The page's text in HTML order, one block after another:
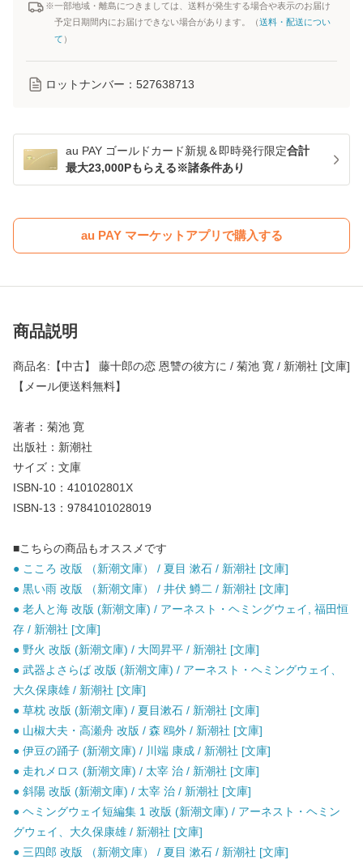
※一部地域・離島につきましては、送料が発生する場合や表示のお届け
予定日期間内にお届けできない場合があります。（送料・配送につい
て ）
ロットナンバー： 527638713
au PAY ゴールドカード新規＆即時発行限定合計
最大23,000Pもらえる※諸条件あり
au PAY マーケットアプリで購入する
商品説明
商品名:【中古】 藤十郎の恋 恩讐の彼方に / 菊池 寛 / 新潮社 [文庫]
【メール便送料無料】
著者：菊池 寛
出版社：新潮社
サイズ：文庫
ISBN-10：410102801X
ISBN-13：9784101028019
■こちらの商品もオススメです
● こころ 改版 （新潮文庫） / 夏目 漱石 / 新潮社 [文庫]
● 黒い雨 改版 （新潮文庫） / 井伏 鱒二 / 新潮社 [文庫]
● 老人と海 改版 (新潮文庫) / アーネスト・ヘミングウェイ, 福田恒
存 / 新潮社 [文庫]
● 野火 改版 (新潮文庫) / 大岡昇平 / 新潮社 [文庫]
● 武器よさらば 改版 (新潮文庫) / アーネスト・ヘミングウェイ、
大久保康雄 / 新潮社 [文庫]
● 草枕 改版 (新潮文庫) / 夏目漱石 / 新潮社 [文庫]
● 山椒大夫・高瀬舟 改版 / 森 鴎外 / 新潮社 [文庫]
● 伊豆の踊子 (新潮文庫) / 川端 康成 / 新潮社 [文庫]
● 走れメロス (新潮文庫) / 太宰 治 / 新潮社 [文庫]
● 斜陽 改版 (新潮文庫) / 太宰 治 / 新潮社 [文庫]
● ヘミングウェイ短編集 1 改版 (新潮文庫) / アーネスト・ヘミン
グウェイ、大久保康雄 / 新潮社 [文庫]
● 三四郎 改版 （新潮文庫） / 夏目 漱石 / 新潮社 [文庫]